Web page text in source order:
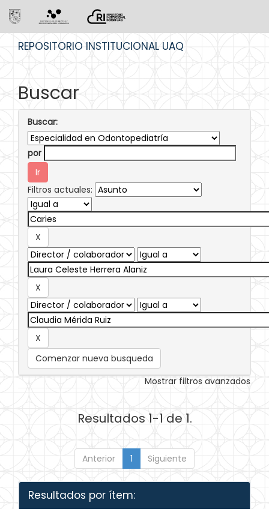
REPOSITORIO INSTITUCIONAL UAQ
Buscar
Buscar:
por
Filtros actuales:
Comenzar nueva busqueda
Mostrar filtros avanzados
Resultados 1-1 de 1.
Anterior 1 Siguiente
Resultados por ítem: